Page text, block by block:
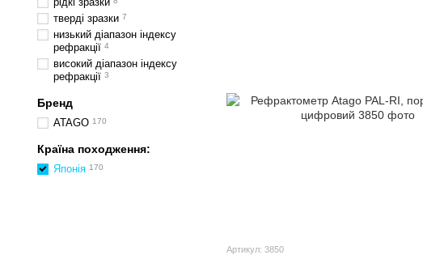
Артикул: 3850
тверді зразки 7
низький діапазон індексу
рефракції 4
високий діапазон індексу
рефракції 3
Бренд
ATAGO 170
Країна походження:
Японія 170